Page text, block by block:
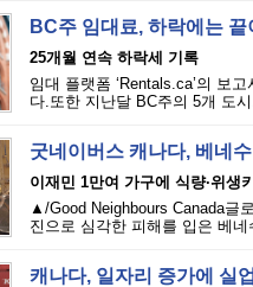
BC주 임대료, 하락에는
25개월 연속 하락세 기록
임대 플랫폼 ‘Rentals.ca’의 보
다.또한 지난달 BC주의 5개 도
굿네이버스 캐나다, 베네
이재민 1만여 가구에 식량·위생
▲/Good Neighbours Canada글
진으로 심각한 피해를 입은 베
캐나다, 일자리 증가에 실